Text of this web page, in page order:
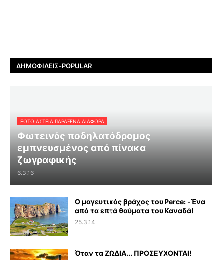
ΔΗΜΟΦΙΛΕΊΣ-POPULAR
FOTO ΑΣΤΕΙΑ ΠΑΡΑΞΕΝΑ ΔΙΑΦΟΡΑ
Φωτεινός ποδηλατόδρομος
εμπνευσμένος από πίνακα
ζωγραφικής
6.3.16
Ο μαγευτικός βράχος του Perce: -Ένα
από τα επτά θαύματα του Καναδά!
25.3.14
Όταν τα ΖΩΔΙΑ... ΠΡΟΣΕΥΧΟΝΤΑΙ!